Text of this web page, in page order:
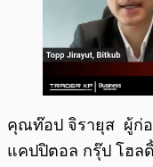
คุณท๊อป จิรายุส ผู้ก่อ
แคปปิตอล กรุ๊ป โฮล